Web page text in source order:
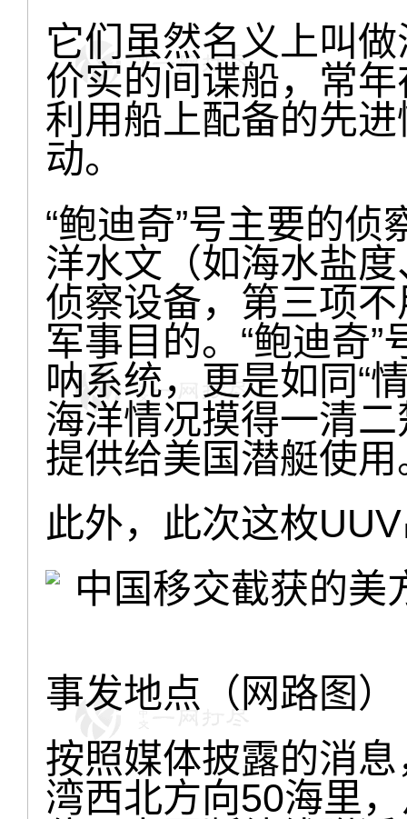
它们虽然名义上叫
价实的间谍船，常
利用船上配备的先
动。
“鲍迪奇”号主要的
洋水文（如海水盐
侦察设备，第三项
军事目的。“鲍迪奇
呐系统，更是如同“
海洋情况摸得一清
提供给美国潜艇使用
此外，此次这枚
事发地点（网路图）
按照媒体披露的消
湾西北方向50海里